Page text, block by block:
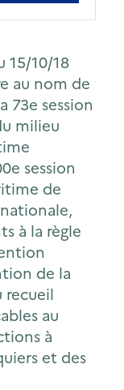
15/10/18
au nom de
73e session
milieu
session
de
à la règle
de la
recueil
au
à
et des